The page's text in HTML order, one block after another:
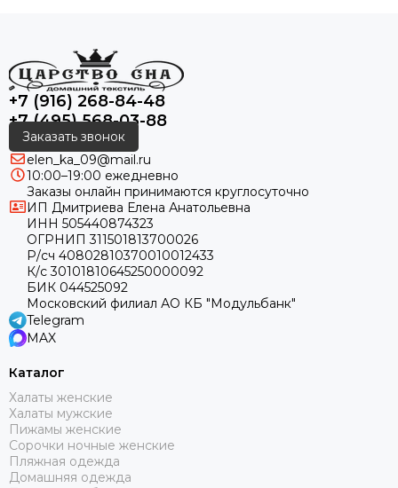
+7 (916) 268-84-48
+7 (495) 568-03-88
Заказать звонок
elen_ka_09@mail.ru
10:00–19:00 ежедневно
Заказы онлайн принимаются круглосуточно
ИП Дмитриева Елена Анатольевна
ИНН 505440874323
ОГРНИП 311501813700026
Р/сч 40802810370010012433
К/с 30101810645250000092
БИК 044525092
Московский филиал АО КБ "Модульбанк"
Telegram
MAX
Каталог
Халаты женские
Халаты мужские
Пижамы женские
Сорочки ночные женские
Пляжная одежда
Домашняя одежда